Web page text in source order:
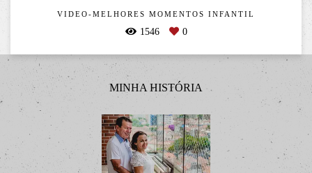
VIDEO-MELHORES MOMENTOS INFANTIL
1546 0
MINHA HISTÓRIA